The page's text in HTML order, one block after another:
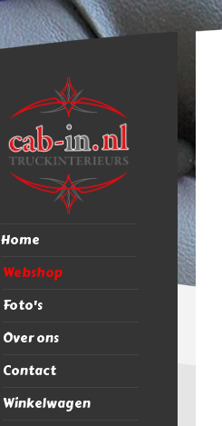
Home
Webshop
Foto's
Over ons
Contact
Winkelwagen